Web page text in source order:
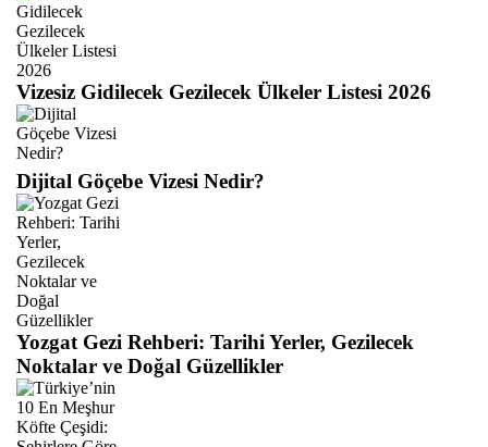
Vizesiz Gidilecek Gezilecek Ülkeler Listesi 2026
Dijital Göçebe Vizesi Nedir?
Yozgat Gezi Rehberi: Tarihi Yerler, Gezilecek
Noktalar ve Doğal Güzellikler